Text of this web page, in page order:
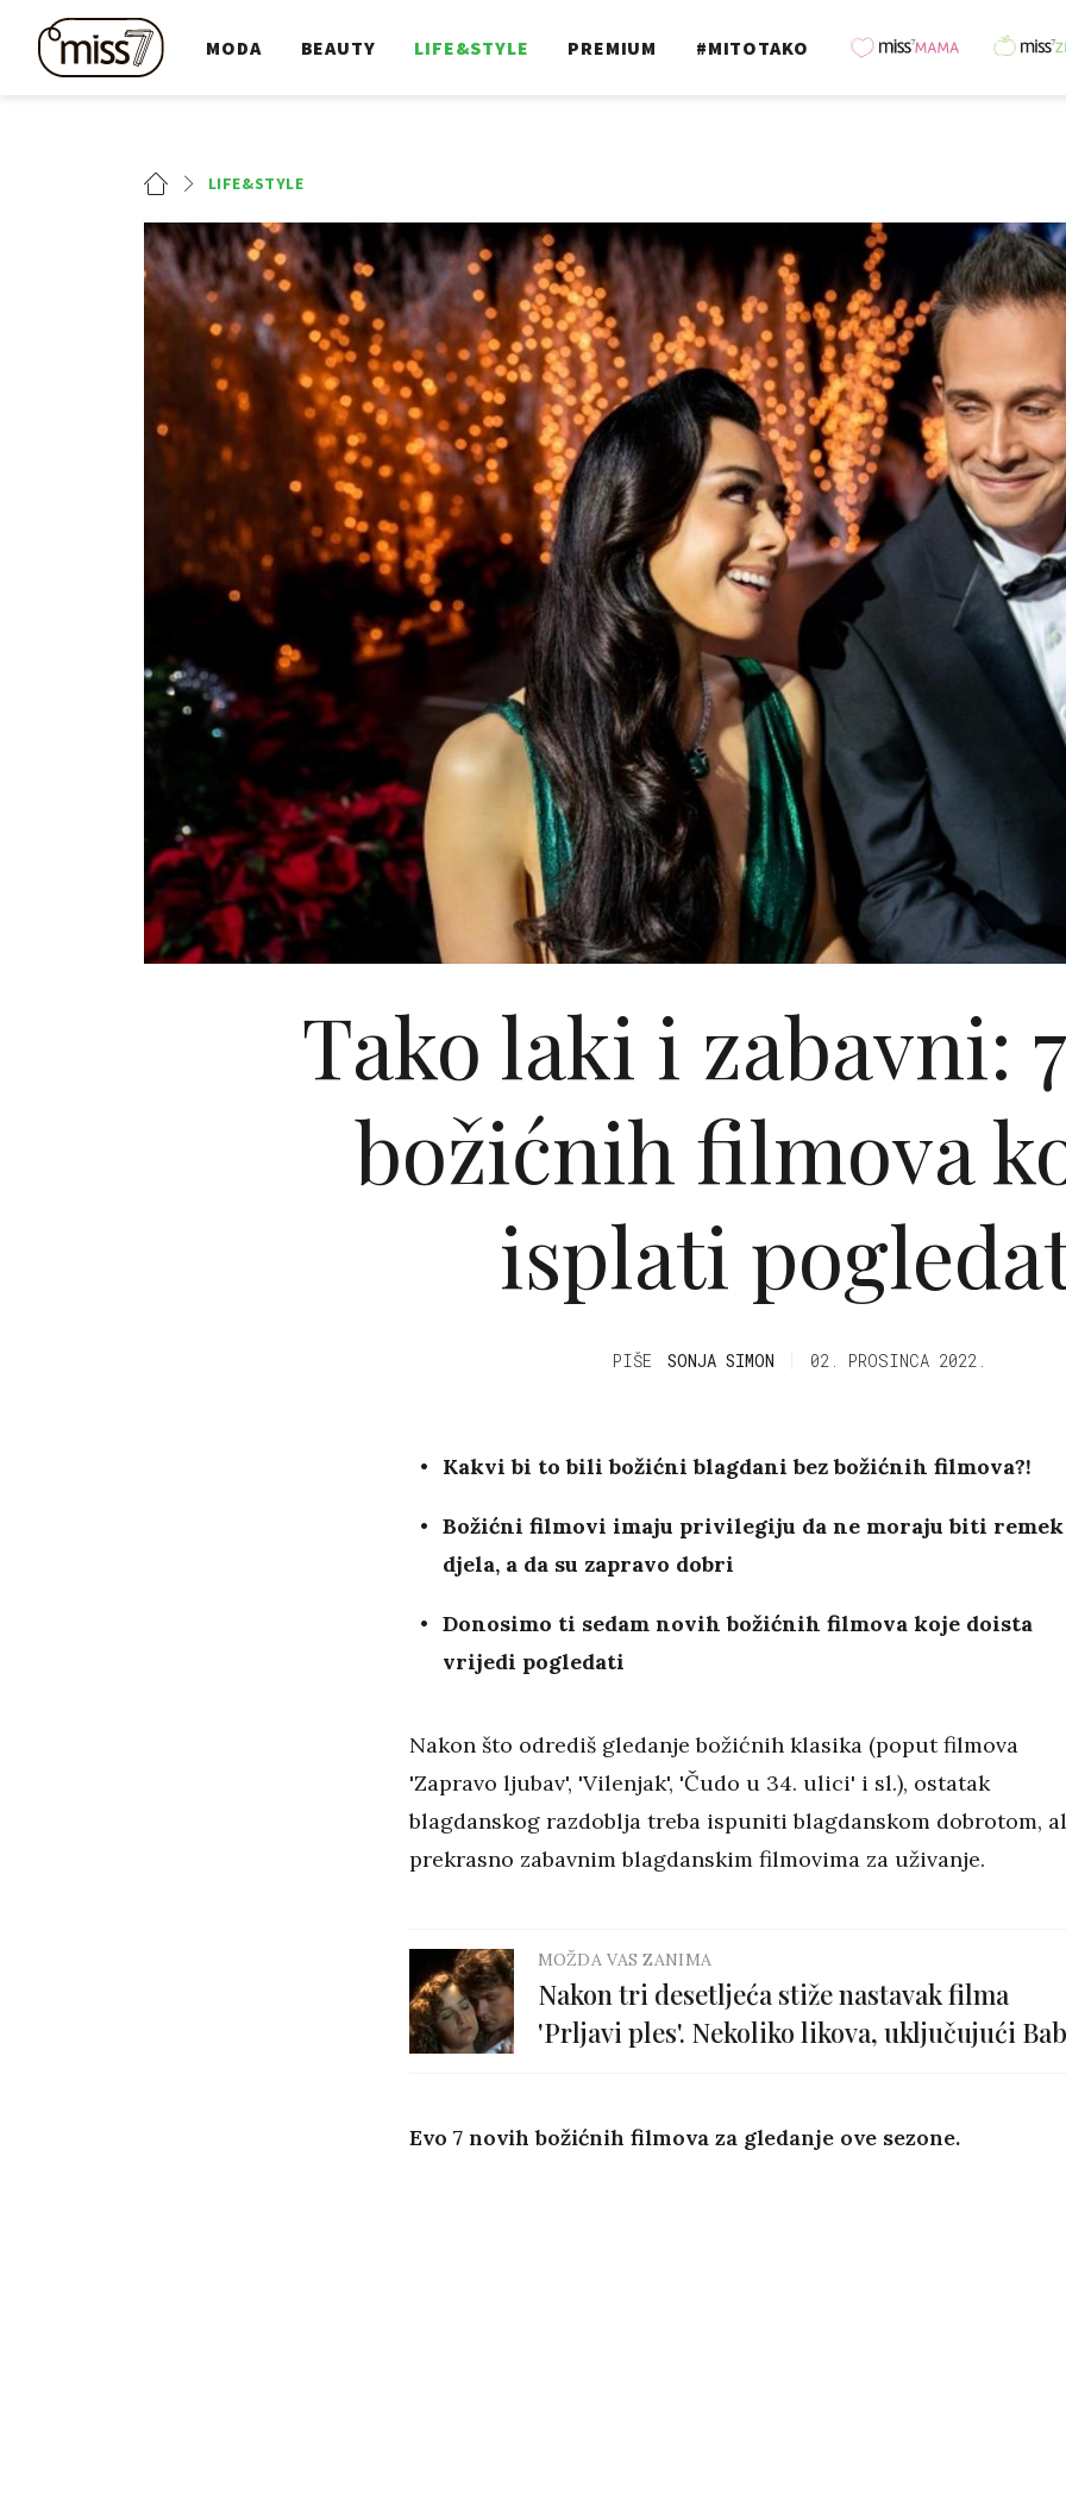
MODA BEAUTY LIFE&STYLE PREMIUM #MITOTAKO
LIFE&STYLE
Tako laki i zabavni:
božićnih filmova
isplati
PIŠE SONJA SIMON 02. PROSINCA 2022.
Kakvi bi to bili božićni blagdani bez božićnih filmova?!
Božićni filmovi imaju privilegiju da ne moraju biti remek
djela, a da su zapravo dobri
Donosimo ti sedam novih božićnih filmova koje doista
vrijedi pogledati
Nakon što odrediš gledanje božićnih klasika (poput filmova
'Zapravo ljubav', 'Vilenjak', 'Čudo u 34. ulici' i sl.), ostatak
blagdanskog razdoblja treba ispuniti blagdanskom dobrotom,
prekrasno zabavnim blagdanskim filmovima za uživanje.
MOŽDA VAS ZANIMA
Nakon tri desetljeća stiže nastavak filma
'Prljavi ples'. Nekoliko likova, uključujući
Evo 7 novih božićnih filmova za gledanje ove sezone.